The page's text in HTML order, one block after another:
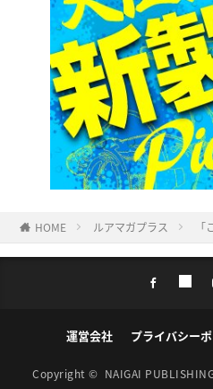
HOME ルアマガプラス
運営会社 プライバシー
Copyright © NAIGAI